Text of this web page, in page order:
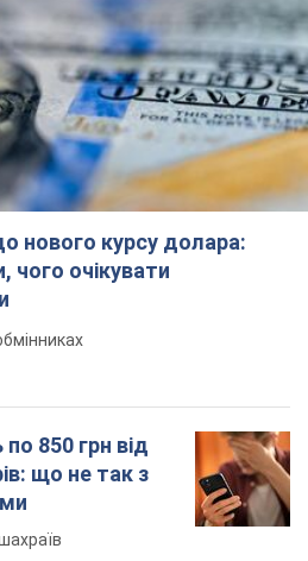
Підписатись
вже забули?...
нового курсу долара:
чого очікувати